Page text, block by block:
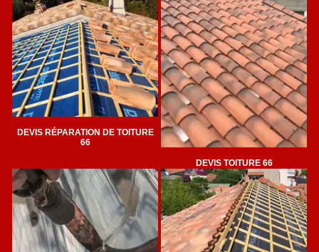
DEVIS RÉPARATION DE TOITURE
66
DEVIS TOITURE 66